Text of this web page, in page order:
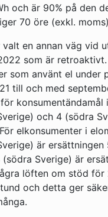
och är 90% på den
70 öre (exkl.
valt en annan väg vid
som är retroaktivt.
som använt el under
till och med
konsumentändamål
och 4 (södra
elkonsumenter i
är
Sverige) är
löften om stöd för
och detta ger